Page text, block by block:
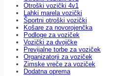
Otroški vozički 4v1
Lahki marela vozički
Športni otroški vozički
Košare za novorojenčka
Podloge za voziček
Vozički za dvojčke
Previjalne torbe za voziček
Organizatorji za voziček
Zimske vreče za voziček
Dodatna oprema